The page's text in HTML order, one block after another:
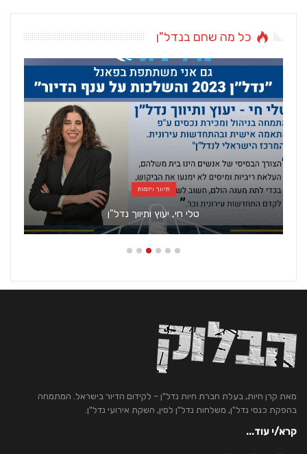
כל מה שחם בנדל"ן
תיווך ויזמות
טלי חי, יעוץ ותיווך נדל"ן
מאת קרן חיות, בעלת חברת חיות נדל"ן – לקידום הדיור בישראל. המתמחה
בהפקת כנסי נדל"ן, משלחות נדל"ן לסין, השקת אירועי נדל"ן.
קרא/י עוד...